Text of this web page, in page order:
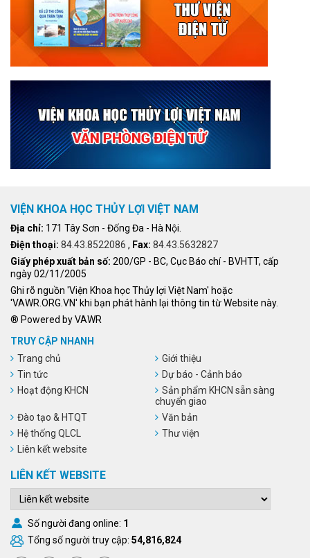
VIỆN KHOA HỌC THỦY LỢI VIỆT NAM
Địa chỉ: 171 Tây Sơn - Đống Đa - Hà Nội.
Điện thoại: 84.43.8522086 , Fax: 84.43.5632827
Giấy phép xuất bản số: 200/GP - BC, Cục Báo chí - BVHTT, cấp
ngày 02/11/2005
Ghi rõ nguồn 'Viện Khoa học Thủy lợi Việt Nam' hoặc
'VAWR.ORG.VN' khi bạn phát hành lại thông tin từ Website này.
® Powered by VAWR
TRUY CẬP NHANH
Trang chủ
Giới thiệu
Tin tức
Dự báo - Cảnh báo
Hoạt động KHCN
Sản phẩm KHCN sẵn sàng
chuyển giao
Đào tạo & HTQT
Văn bản
Hệ thống QLCL
Thư viện
Liên kết website
LIÊN KẾT WEBSITE
Số người đang online: 1
Tổng số người truy cập: 54,816,824